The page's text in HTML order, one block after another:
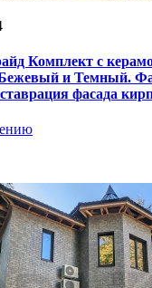
Комплект с
и Темный.
фасада